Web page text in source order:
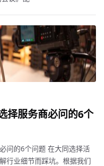
择服务商必问的6个
问的6个问题 在大同选择活
行业细节而踩坑。根据我们